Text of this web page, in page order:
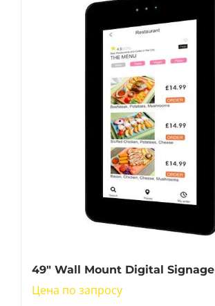
49″ Wall Mount Digital Signage
Цена по запросу